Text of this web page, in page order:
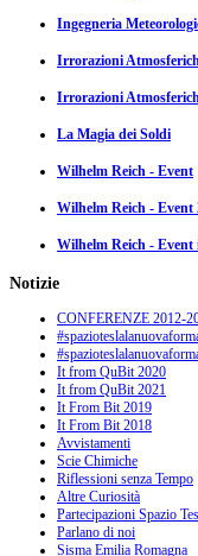
Ingegneria
Irrorazioni
Irrorazioni
La Magia dei Soldi
Wilhelm Reich - Event
Wilhelm Reich - Event
Wilhelm Reich - Event
Notizie
CONFERENZE 2012-
It from QuBit 2020
It from QuBit 2021
It From Bit 2019
It From Bit 2018
Avvistamenti
Scie Chimiche
Riflessioni senza Tempo
Altre Curiosità
Partecipazioni Spazio
Parlano di noi
Sisma Emilia Romagna